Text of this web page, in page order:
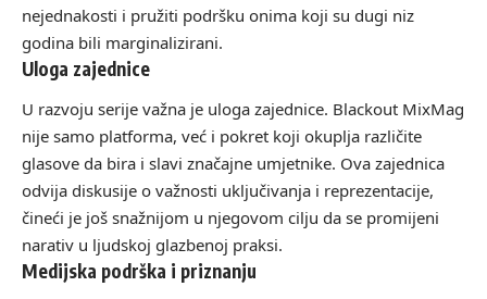
nejednakosti i pružiti podršku onima koji su dugi niz
godina bili marginalizirani.
Uloga zajednice
U razvoju serije važna je uloga zajednice. Blackout MixMag
nije samo platforma, već i pokret koji okuplja različite
glasove da bira i slavi značajne umjetnike. Ova zajednica
odvija diskusije o važnosti uključivanja i reprezentacije,
čineći je još snažnijom u njegovom cilju da se promijeni
narativ u ljudskoj glazbenoj praksi.
Medijska podrška i priznanju